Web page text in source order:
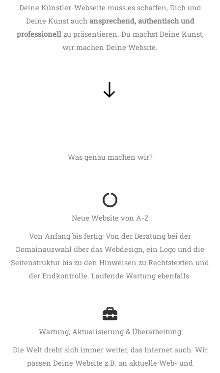
Deine Künstler-Webseite muss es schaffen, Dich und
Deine Kunst auch ansprechend, authentisch und
professionellzu präsentieren. Du machst Deine Kunst,
wir machen Deine Website.
Was genau machen wir?
Neue Website von A-Z
Von Anfang bis fertig: Von der Beratung bei der
Domainauswahl über das Webdesign, ein Logo und die
Seitenstruktur bis zu den Hinweisen zu Rechtstexten und
der Endkontrolle. Laufende Wartung ebenfalls.
Wartung, Aktualisierung & Überarbeitung
Die Welt dreht sich immer weiter, das Internet auch. Wir
passen Deine Website z.B. an aktuelle Web- und